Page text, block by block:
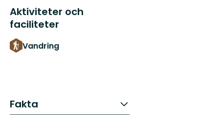
Aktiviteter och
faciliteter
Vandring
Fakta